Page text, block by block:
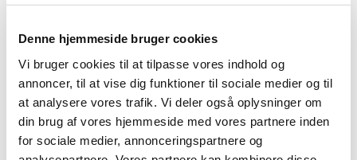
Denne hjemmeside bruger cookies
Vi bruger cookies til at tilpasse vores indhold og
annoncer, til at vise dig funktioner til sociale medier og til
at analysere vores trafik. Vi deler også oplysninger om
din brug af vores hjemmeside med vores partnere inden
for sociale medier, annonceringspartnere og
15. august 2024
TV2 Kosmopol:Folkekirker siger farvel til landbruget og
planter skov i stedet
Vi har plantet rigtig mange forskellige
træsorter. Der er eg, bøg, lind, dunbirk, lærk og mange
andre klassiske nordiske sorter. Alt det, der vil gøre godt
for biodiversiteten...